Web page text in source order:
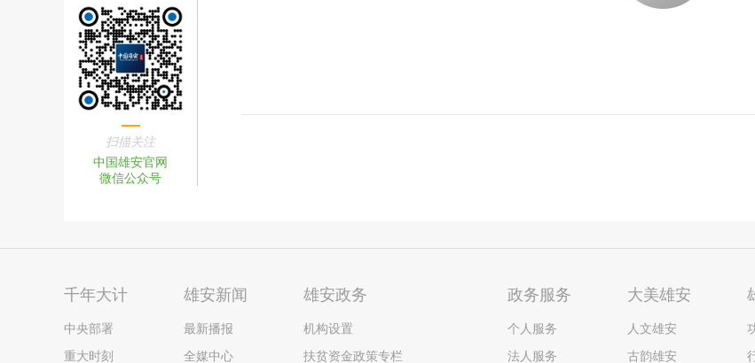
扫描关注
中国雄安官网
微信公众号
千年大计
中央部署
重大时刻
雄安新闻
最新播报
全媒中心
雄安政务
机构设置
扶贫资金政策专栏
政务服务
个人服务
法人服务
大美雄安
人文雄安
古韵雄安